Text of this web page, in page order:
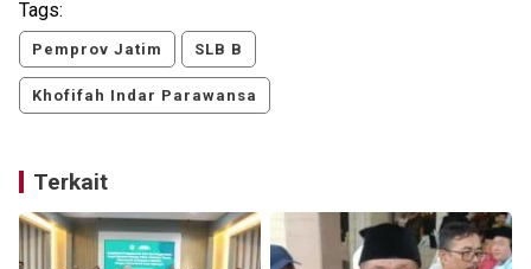
Tags:
Pemprov Jatim SLB B
Khofifah Indar Parawansa
Terkait